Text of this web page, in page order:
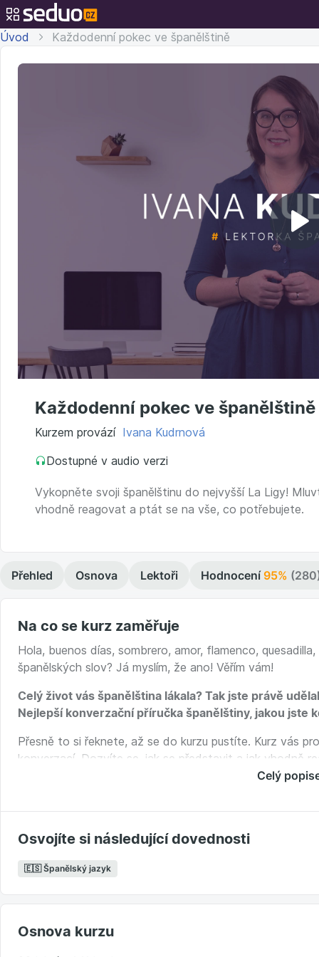
Úvod Každodenní pokec ve španělštině
Každodenní pokec ve španělštině
Kurzem provází Ivana Kudrnová
Dostupné v audio verzi
Vykopněte svoji španělštinu do nejvyšší La Ligy!
vhodně reagovat a ptát se na vše, co potřebujete.
Přehled Osnova Lektoři Hodnocení 95%
Na co se kurz zaměřuje
Hola, buenos días, sombrero, amor, flamenco,
španělských slov? Já myslím, že ano! Věřím vám!
Celý život vás španělština lákala? Tak jste právě
Nejlepší konverzační příručka španělštiny, jakou jste
Přesně to si řeknete, až se do kurzu pustíte. Kurz vás
konverzací. Dozvíte se, jak se představit a jak vhodně
někam pozvat a vyzkoušíte si, jak souhlasit i
V kurzu se naučíte:
Jak se představit a říct o sobě základní informace
Jak zahájit konverzaci s rodilým mluvčím
Jak, kdy a kde se přivítat dvojitým polibkem na tvář
Celý
Osvojíte si následující dovednosti
🇪🇸 Španělský jazyk
Osnova kurzu